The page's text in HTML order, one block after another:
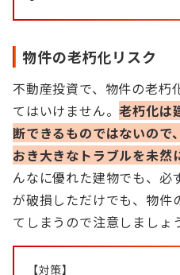
物件の老朽化リスク
不動産投資で、物件の老朽
てはいけません。老朽化は
断できるものではないので
おき大きなトラブルを未然
んなに優れた建物でも、必
が破損しただけでも、物件
てしまうので注意しましょ
【対策】